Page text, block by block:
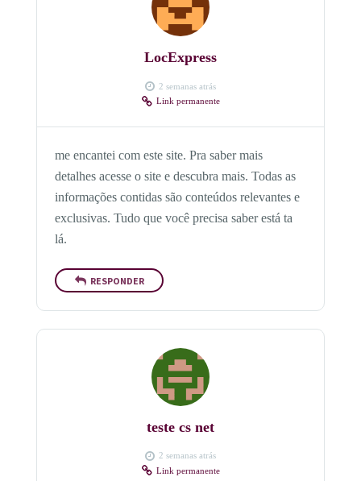
LocExpress
2 semanas atrás
Link permanente
me encantei com este site. Pra saber mais
detalhes acesse o site e descubra mais. Todas as
informações contidas são conteúdos relevantes e
exclusivas. Tudo que você precisa saber está ta
lá.
RESPONDER
teste cs net
2 semanas atrás
Link permanente